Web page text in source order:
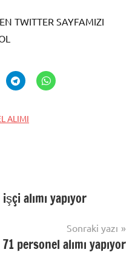
TWITTER SAYFAMIZI
ALIMI
alımı yapıyor
Sonraki yazı
personel alımı yapıyor